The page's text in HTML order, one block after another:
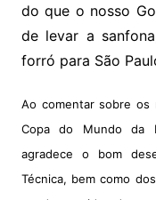
do que o nosso
de levar a
forró para São
Ao comentar sobre os
Copa do Mundo da
agradece o bom
Técnica, bem como